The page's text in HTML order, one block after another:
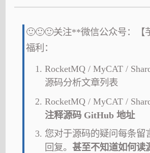
🙂🙂🙂关注**微信公众号：【
福利：
RocketMQ / MyCAT /
源码分析文章列表
RocketMQ / MyCAT /
注释源码 GitHub 地址
您对于源码的疑问每条留
回复。 甚至不知道如何读